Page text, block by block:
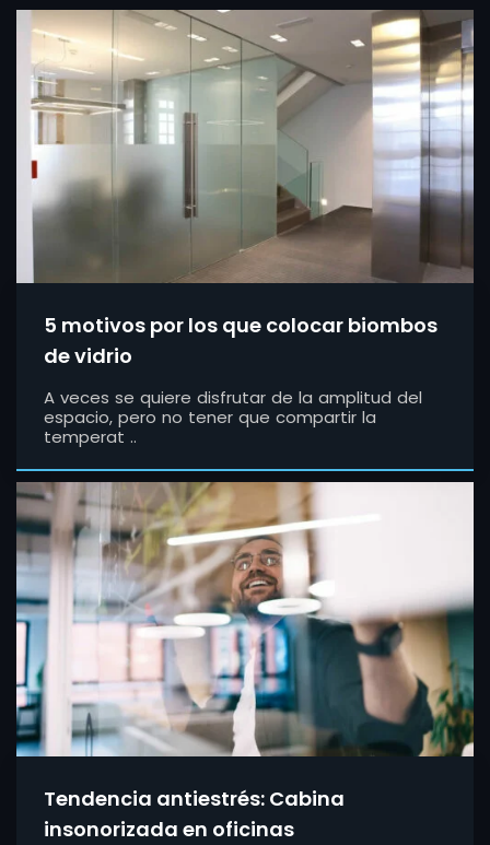
5 motivos por los que colocar biombos
de vidrio
A veces se quiere disfrutar de la amplitud del
espacio, pero no tener que compartir la
temperat ..
Tendencia antiestrés: Cabina
insonorizada en oficinas